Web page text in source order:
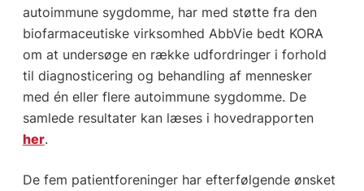
autoimmune sygdomme, har med støtte fra den
biofarmaceutiske virksomhed AbbVie bedt KORA
om at undersøge en række udfordringer i forhold
til diagnosticering og behandling af mennesker
med én eller flere autoimmune sygdomme. De
samlede resultater kan læses i hovedrapporten
her.
De fem patientforeninger har efterfølgende ønsket